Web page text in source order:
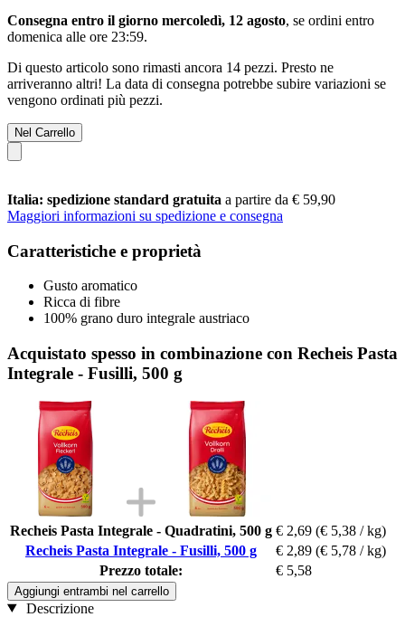
Consegna entro il giorno mercoledì, 12 agosto, se ordini entro
domenica alle ore 23:59.
Di questo articolo sono rimasti ancora 14 pezzi. Presto ne
arriveranno altri! La data di consegna potrebbe subire variazioni se
vengono ordinati più pezzi.
Nel Carrello
Italia: spedizione standard gratuita a partire da € 59,90
Maggiori informazioni su spedizione e consegna
Caratteristiche e proprietà
Gusto aromatico
Ricca di fibre
100% grano duro integrale austriaco
Acquistato spesso in combinazione con Recheis Pasta
Integrale - Fusilli, 500 g
Recheis Pasta Integrale - Quadratini, 500 g € 2,69 (€ 5,38 / kg)
Recheis Pasta Integrale - Fusilli, 500 g
€ 2,89 (€ 5,78 / kg)
Prezzo totale:
€ 5,58
Aggiungi entrambi nel carrello
Descrizione